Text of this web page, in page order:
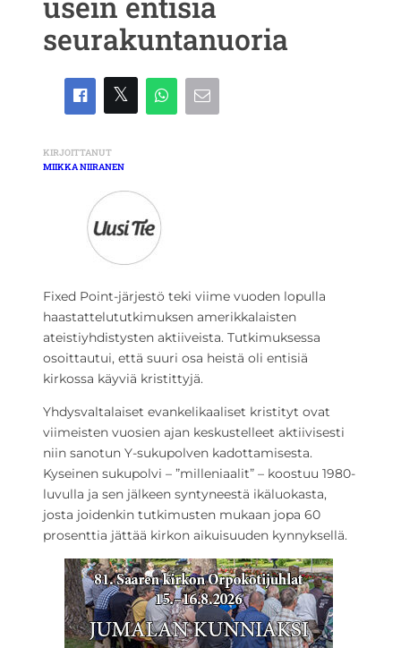
seurakuntanuoria
KIRJOITTANUT
MIIKKA NIIRANEN
Fixed Point-järjestö teki viime vuoden lopulla
haastattelututkimuksen amerikkalaisten
ateistiyhdistysten aktiiveista. Tutkimuksessa
osoittautui, että suuri osa heistä oli entisiä
kirkossa käyviä kristittyjä.
Yhdysvaltalaiset evankelikaaliset kristityt ovat
viimeisten vuosien ajan keskustelleet aktiivisesti
niin sanotun Y-sukupolven kadottamisesta.
Kyseinen sukupolvi – ”milleniaalit” – koostuu 1980-
luvulla ja sen jälkeen syntyneestä ikäluokasta,
josta joidenkin tutkimusten mukaan jopa 60
prosenttia jättää kirkon aikuisuuden kynnyksellä.